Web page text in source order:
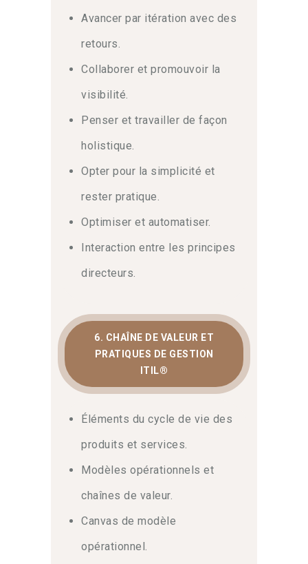
Avancer par itération avec des
retours.
Collaborer et promouvoir la
visibilité.
Penser et travailler de façon
holistique.
Opter pour la simplicité et
rester pratique.
Optimiser et automatiser.
Interaction entre les principes
directeurs.
6. CHAÎNE DE VALEUR ET
PRATIQUES DE GESTION
ITIL®
Éléments du cycle de vie des
produits et services.
Modèles opérationnels et
chaînes de valeur.
Canvas de modèle
opérationnel.